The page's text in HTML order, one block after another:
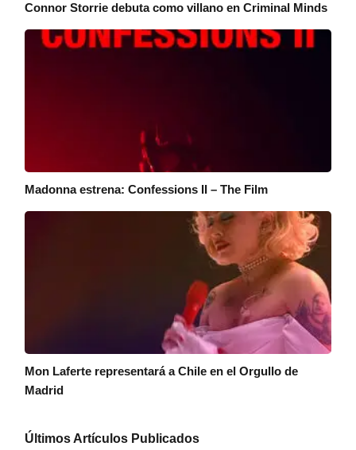
Connor Storrie debuta como villano en Criminal Minds
Madonna estrena: Confessions II – The Film
Mon Laferte representará a Chile en el Orgullo de
Madrid
Últimos Artículos Publicados